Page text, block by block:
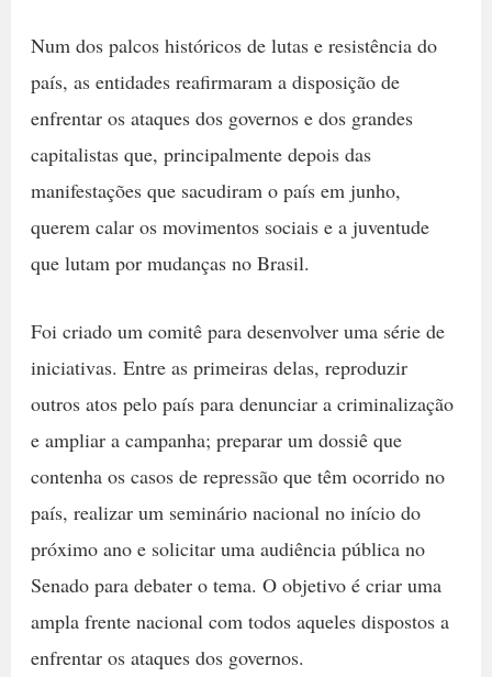
Num dos palcos históricos de lutas e resistência do
país, as entidades reafirmaram a disposição de
enfrentar os ataques dos governos e dos grandes
capitalistas que, principalmente depois das
manifestações que sacudiram o país em junho,
querem calar os movimentos sociais e a juventude
que lutam por mudanças no Brasil.
Foi criado um comitê para desenvolver uma série de
iniciativas. Entre as primeiras delas, reproduzir
outros atos pelo país para denunciar a criminalização
e ampliar a campanha; preparar um dossiê que
contenha os casos de repressão que têm ocorrido no
país, realizar um seminário nacional no início do
próximo ano e solicitar uma audiência pública no
Senado para debater o tema. O objetivo é criar uma
ampla frente nacional com todos aqueles dispostos a
enfrentar os ataques dos governos.